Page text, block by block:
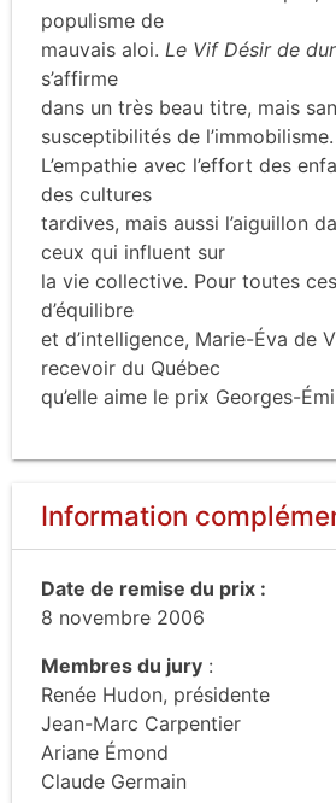
populisme de
mauvais aloi. Le Vif Désir de
s’affirme
dans un très beau titre, mais
susceptibilités de l’immobilisme.
L’empathie avec l’effort des
des cultures
tardives, mais aussi l’aiguillon
ceux qui influent sur
la vie collective. Pour toutes
d’équilibre
et d’intelligence, Marie-Éva de
recevoir du Québec
qu’elle aime le prix Georges-
Information
Date de remise du prix :
8 novembre 2006
Membres du jury :
Renée Hudon, présidente
Jean-Marc Carpentier
Ariane Émond
Claude Germain